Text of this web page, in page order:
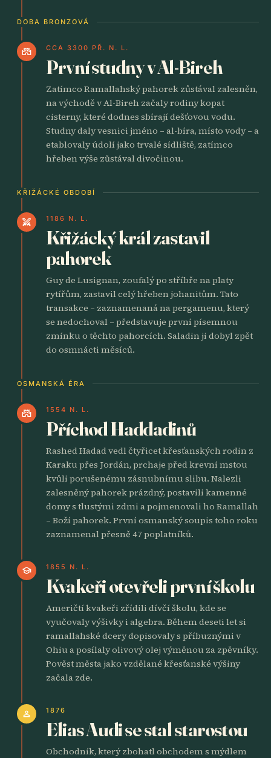
DOBA BRONZOVÁ
castle CCA 3300 PŘ. N. L.
První studny v Al-Bireh
Zatímco Ramallahský pahorek zůstával zalesněn,
na východě v Al-Bireh začaly rodiny kopat
cisterny, které dodnes sbírají dešťovou vodu.
Studny daly vesnici jméno – al-bíra, místo vody – a
etablovaly údolí jako trvalé sídliště, zatímco
hřeben výše zůstával divočinou.
KŘIŽÁCKÉ OBDOBÍ
swords 1186 N. L.
Křižácký král zastavil
pahorek
Guy de Lusignan, zoufalý po stříbře na platy
rytířům, zastavil celý hřeben johanitům. Tato
transakce – zaznamenaná na pergamenu, který
se nedochoval – představuje první písemnou
zmínku o těchto pahorcích. Saladin ji dobyl zpět
do osmnácti měsíců.
OSMANSKÁ ÉRA
castle 1554 N. L.
Příchod Haddadinů
Rashed Hadad vedl čtyřicet křesťanských rodin z
Karaku přes Jordán, prchaje před krevní mstou
kvůli porušenému zásnubnímu slibu. Nalezli
zalesněný pahorek prázdný, postavili kamenné
domy s tlustými zdmi a pojmenovali ho Ramallah
– Boží pahorek. První osmanský soupis toho roku
zaznamenal přesně 47 poplatníků.
school 1855 N. L.
Kvakeři otevřeli první školu
Američtí kvakeři zřídili dívčí školu, kde se
vyučovaly výšivky i algebra. Během deseti let si
ramallahské dcery dopisovaly s příbuznými v
Ohiu a posílaly olivový olej výměnou za zpěvníky.
Pověst města jako vzdělané křesťanské výšiny
začala zde.
person 1876
Elias Audi se stal starostou
Obchodník, který zbohatl obchodem s mýdlem